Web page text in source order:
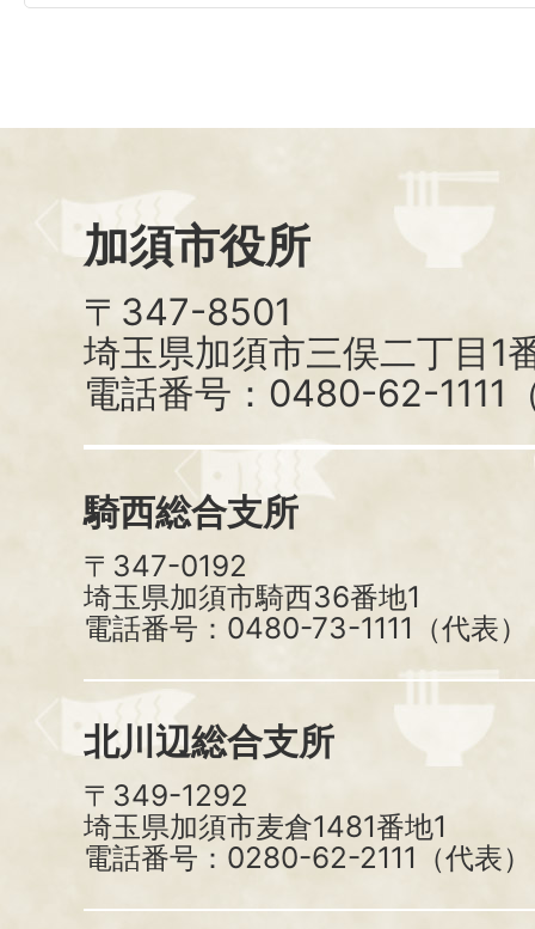
加須市役所
〒347-8501
埼玉県加須市三俣二丁目1
電話番号：0480-62-1111
騎西総合支所
〒347-0192
埼玉県加須市騎西36番地1
電話番号：0480-73-1111（代表）
北川辺総合支所
〒349-1292
埼玉県加須市麦倉1481番地1
電話番号：0280-62-2111（代表）